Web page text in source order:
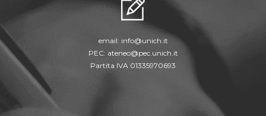
email: info@unich.it
PEC: ateneo@pec.unich.it
Partita IVA 01335970693